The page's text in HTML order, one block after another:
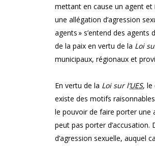
mettant en cause un agent et
une allégation d’agression
agents » s’entend des
de la paix en vertu de la Loi
municipaux, régionaux et
En vertu de la Loi sur l’UES, le
existe des motifs
le pouvoir de faire porter une
peut pas porter d’accusation.
d’agression sexuelle, auquel